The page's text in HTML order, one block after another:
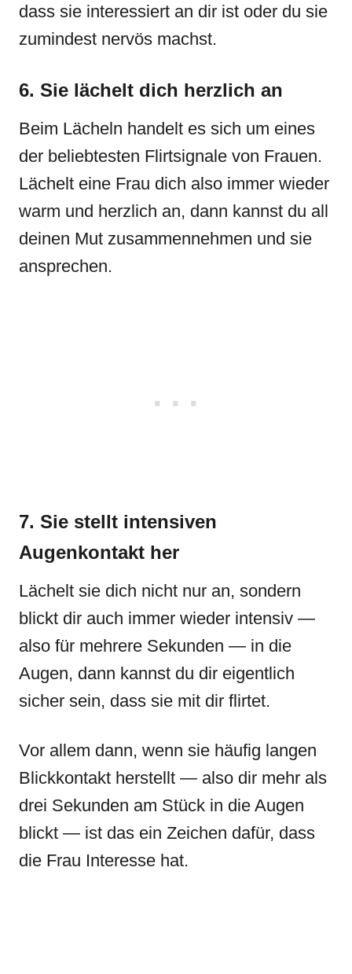
dass sie interessiert an dir ist oder du sie
zumindest nervös machst.
6. Sie lächelt dich herzlich an
Beim Lächeln handelt es sich um eines
der beliebtesten Flirtsignale von Frauen.
Lächelt eine Frau dich also immer wieder
warm und herzlich an, dann kannst du all
deinen Mut zusammennehmen und sie
ansprechen.
7. Sie stellt intensiven
Augenkontakt her
Lächelt sie dich nicht nur an, sondern
blickt dir auch immer wieder intensiv —
also für mehrere Sekunden — in die
Augen, dann kannst du dir eigentlich
sicher sein, dass sie mit dir flirtet.
Vor allem dann, wenn sie häufig langen
Blickkontakt herstellt — also dir mehr als
drei Sekunden am Stück in die Augen
blickt — ist das ein Zeichen dafür, dass
die Frau Interesse hat.